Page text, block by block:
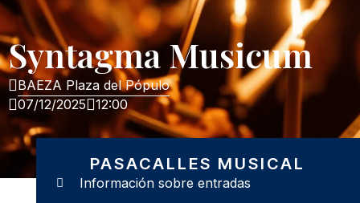
Syntagma Musicum
BAEZA Plaza del Pópulo
07/12/2025
12:00
PASACALLES MUSICAL
Información sobre entradas